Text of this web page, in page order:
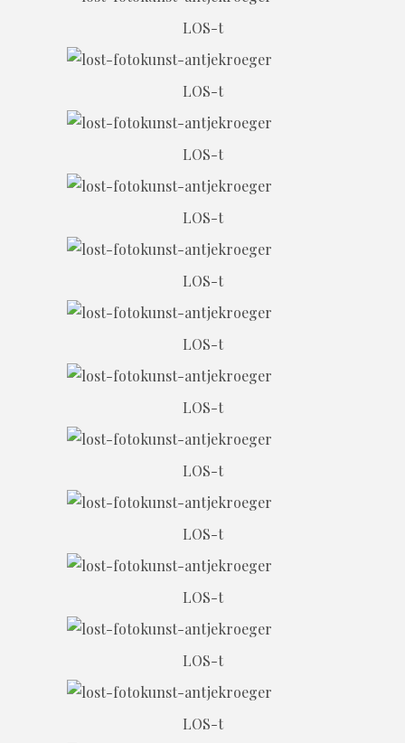
LOS-t
LOS-t
LOS-t
LOS-t
LOS-t
LOS-t
LOS-t
LOS-t
LOS-t
LOS-t
LOS-t
LOS-t